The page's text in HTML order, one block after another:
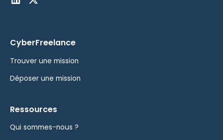
CyberFreelance
Trouver une mission
Déposer une mission
Ressources
Qui sommes-nous ?